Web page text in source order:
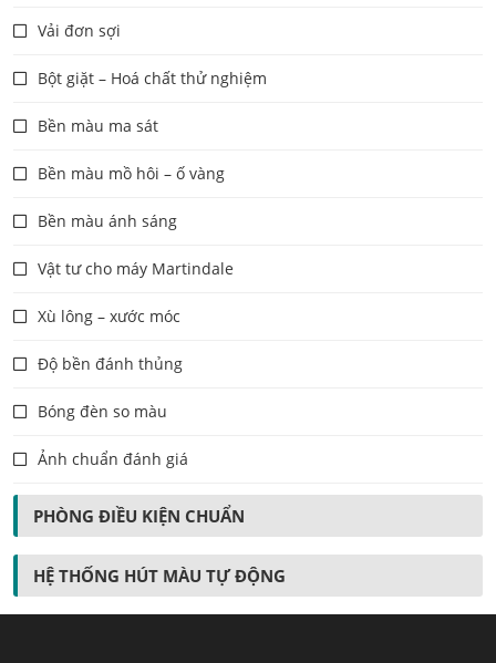
Vải đơn sợi
Bột giặt – Hoá chất thử nghiệm
Bền màu ma sát
Bền màu mồ hôi – ố vàng
Bền màu ánh sáng
Vật tư cho máy Martindale
Xù lông – xước móc
Độ bền đánh thủng
Bóng đèn so màu
Ảnh chuẩn đánh giá
PHÒNG ĐIỀU KIỆN CHUẨN
HỆ THỐNG HÚT MÀU TỰ ĐỘNG